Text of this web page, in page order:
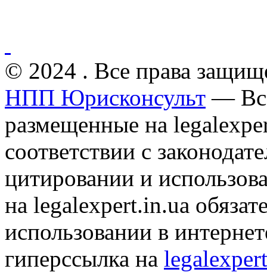
© 2024 . Все права
НПП Юрисконсульт —
размещенные на
соответствии с
цитировании и
на legalexpert.in.ua
использовании в
гиперссылка на